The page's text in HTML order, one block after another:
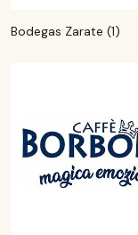
Bodegas Zarate (1)